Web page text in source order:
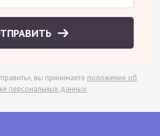
вы принимаете положение об
персональных данных.